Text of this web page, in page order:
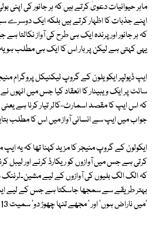
ماہر حیوانیات دعویٰ کرتے ہیں کہ ہر جانور کی
اپنے جذبات کا اظہار کرتے ہیں بلکہ ایک دوسرے
کہ ہر جانور اور پرندہ ایک ہی طرح کی آواز نکالتا
یہی کہتی ہے لیکن پر بار اس کا ایک ہی مطلب ہو
ایپ ڈیولپر ایکویلون کے گروپ ٹیکنیکل پروگرام
سائٹ پر ایک ویبینار کا انعقاد کیا جس میں انہوں
کہ اس ایپ کا مقصد اسمارٹ-کالر تیار کرنا ہے
جواب میں ایپ سے انسانی آواز میں اس کا مطلب
ایکولون کے گروپ منیجر کا مزید کہنا تھا کہ یہ
کرتی ہے جس میں آوازوں کو ریکارڈ کرنے اور
کہ الگ الگ بلیوں کی آوازوں کے لیے مشین۔لرننگ
بہتر طریقے سے سمجھا جاسکتا ہے جس کے لیے
'میں ناراض ہوں' اور ' مجھے تنہا چھوڑ دو' سمیت 13 جملے شامل کیے گئے ہیں۔